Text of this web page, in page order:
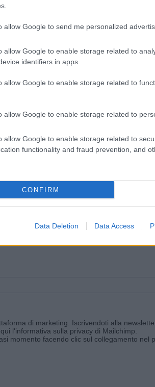
allow Google to send me personalized
allow Google to enable storage related to
identifiers in apps.
allow Google to enable storage related to
allow Google to enable storage related to
allow Google to enable storage related to
functionality and fraud prevention, and
CONFIRM
Data Deletion Data Access
Invia un Comunicato Stampa|
e ricevi le nostre email periodiche contenenti
di marketing. Iscrivendoti alla
l'informativa sulla privacy di Mailchimp
momento facendo clic sul collegamento nel